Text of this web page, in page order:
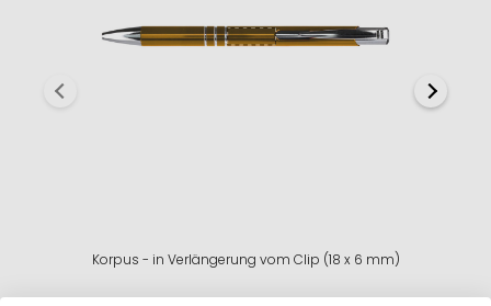
Korpus - in Verlängerung vom Clip (18 x 6 mm)